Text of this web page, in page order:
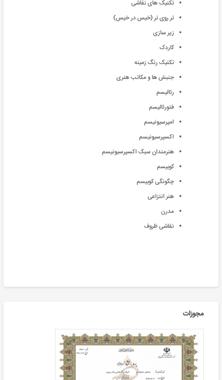
تکنیک های نقاشی
تر روی تر (خیس در خیس)
زیر سازی
کاردک
تکنیک رنگ زمینه
جنبش ها و مکاتب هنری
رئالیسم
فتورئالیسم
امپرسیونیسم
اکسپرسیونیسم
هنرمندان سبک اکسپرسیونیسم
کوبیسم
چگونگی کوبیسم
هنر انتزاعی
مدرن
نقاشی ظروف
مجوزات